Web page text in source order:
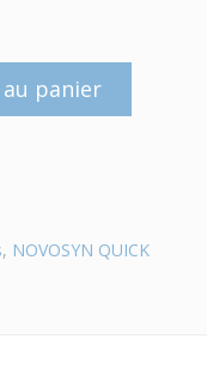
panier
, NOVOSYN QUICK